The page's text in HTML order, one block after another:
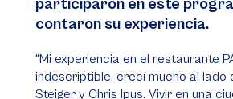
participaron en este
contaron su experiencia.
“Mi experiencia en el restaurante
indescriptible, crecí mucho al lado
Steiger y Chris Ipus. Vivir en una